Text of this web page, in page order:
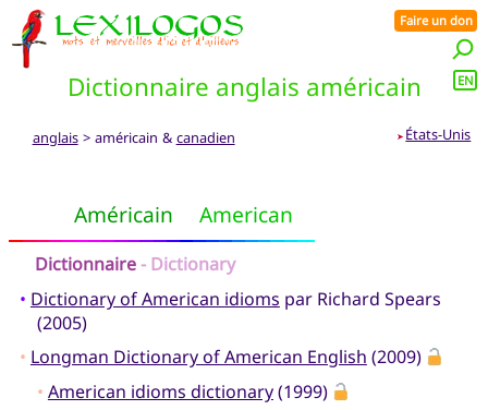
Dictionnaire anglais américain
Faire un don
EN
anglais> américain & canadien ➤ États-Unis
Américain American
Dictionnaire- Dictionary
• Dictionary of American idioms par Richard Spears
(2005)
• Longman Dictionary of American English (2009)
• American idioms dictionary(1999)